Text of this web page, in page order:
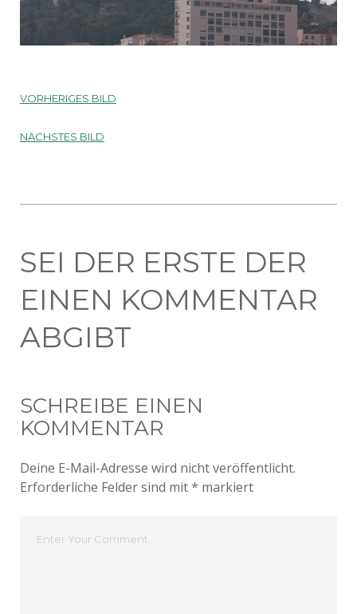
VORHERIGES BILD
NÄCHSTES BILD
SEI DER ERSTE DER
EINEN KOMMENTAR
ABGIBT
SCHREIBE EINEN
KOMMENTAR
Deine E-Mail-Adresse wird nicht veröffentlicht.
Erforderliche Felder sind mit* markiert
Kommentar